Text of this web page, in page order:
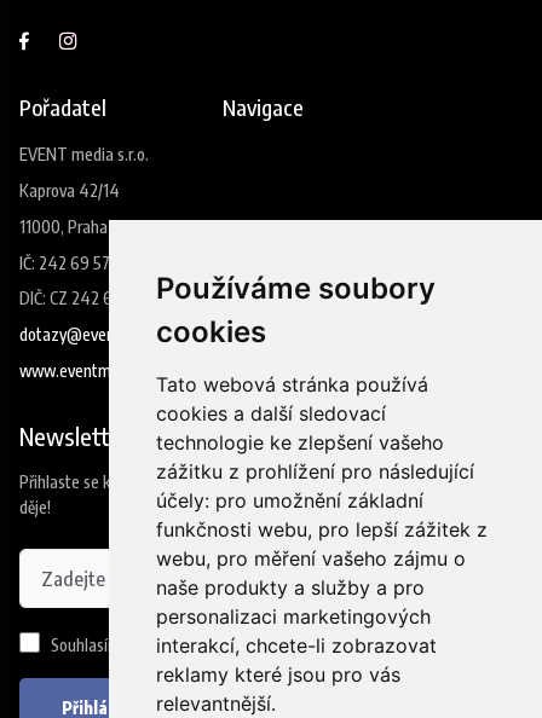
Používáme soubory
cookies
Tato webová stránka používá
cookies a další sledovací
technologie ke zlepšení vašeho
zážitku z prohlížení pro následující
účely: pro umožnění základní
funkčnosti webu, pro lepší zážitek z
webu, pro měření vašeho zájmu o
naše produkty a služby a pro
personalizaci marketingových
interakcí, chcete-li zobrazovat
reklamy které jsou pro vás
relevantnější.
Pořadatel
EVENT media s.r.o.
Kaprova 42/14
11000, Praha 1
IČ: 242 69 573
DIČ: CZ 242 69 573
dotazy@eventmedia.cz
www.eventmedia.cz
Navigace
Newsletter
Přihlaste se k odběru našeho newsleteru a budete jako první vědět co se
děje!
Souhlasím se zpracováním osobních údajů
Přihlásit se